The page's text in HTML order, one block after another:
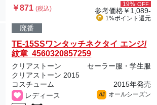
￥871(税込)
19% OFF
参考価格￥1,089-
1%ポイント 還元
廃番
TE-15SSワンタッチネクタイ エンジ/
紋章 4560320857259
クリアストーン
セーラー服・学生服
クリアストーン 2015
コスチューム
2015年発売
レディース
All オールシーズン